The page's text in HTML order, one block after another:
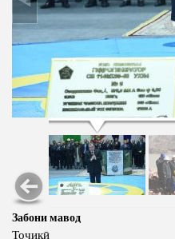
Забони мавод
Тоҷикӣ